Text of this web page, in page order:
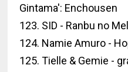
Gintama': Enchousen
123. SID - Ranbu no
124. Namie Amuro -
125. Tielle & Gemie -